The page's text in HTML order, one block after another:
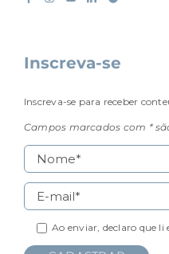
Inscreva-se
Inscreva-se para receber
Campos marcados com *
Ao enviar, declaro que li